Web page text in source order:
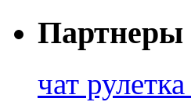
Партнеры
чат